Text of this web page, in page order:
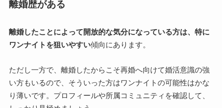
離婚歴がある
離婚したことによって開放的な気分になっている方は、特に
ワンナイトを狙いやすい傾向にあります。
ただし一方で、離婚したからこそ再婚へ向けて婚活意識の強
い方もいるので、そういった方はワンナイトの可能性はかな
り薄いです。プロフィールや所属コミュニティを確認して、